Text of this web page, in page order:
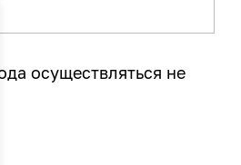
осуществляться не